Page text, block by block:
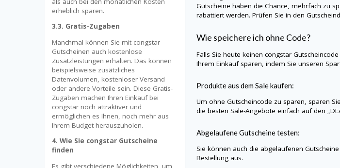
Gutscheine haben die Chance, mehrfach zu
rabattiert werden. Prüfen Sie in den
Wie speichere ich ohne Code?
Falls Sie heute keinencongstar
Ihrem Einkauf sparen, indem Sie unseren
Produkte aus dem Sale kaufen:
Um ohne Gutscheincode zu sparen, sparen
die besten Sale-Angebote einfach auf den
Abgelaufene Gutscheine testen:
Sie können auch die abgelaufenen
Bestellung aus.
erheblich sparen.
3.3. Gratis-Zugaben
Manchmal können Sie mit congstar
Gutscheinen auch kostenlose
Zusatzleistungen erhalten. Das können
beispielsweise zusätzliches
Datenvolumen, kostenloser Versand
oder andere Vorteile sein. Diese Gratis-
Zugaben machen Ihren Einkauf bei
congstar noch attraktiver und
ermöglichen es Ihnen, noch mehr aus
Ihrem Budget herauszuholen.
4. Wie Sie congstar Gutscheine
finden
Es gibt verschiedene Möglichkeiten, um